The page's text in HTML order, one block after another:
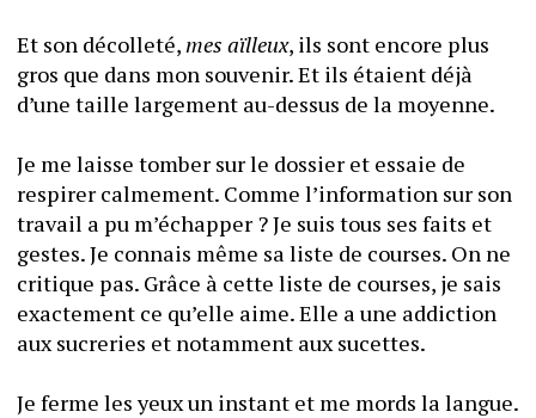
Et son décolleté, mes aïlleux, ils sont encore plus
gros que dans mon souvenir. Et ils étaient déjà
d’une taille largement au-dessus de la moyenne.
Je me laisse tomber sur le dossier et essaie de
respirer calmement. Comme l’information sur son
travail a pu m’échapper ? Je suis tous ses faits et
gestes. Je connais même sa liste de courses. On ne
critique pas. Grâce à cette liste de courses, je sais
exactement ce qu’elle aime. Elle a une addiction
aux sucreries et notamment aux sucettes.
Je ferme les yeux un instant et me mords la langue.